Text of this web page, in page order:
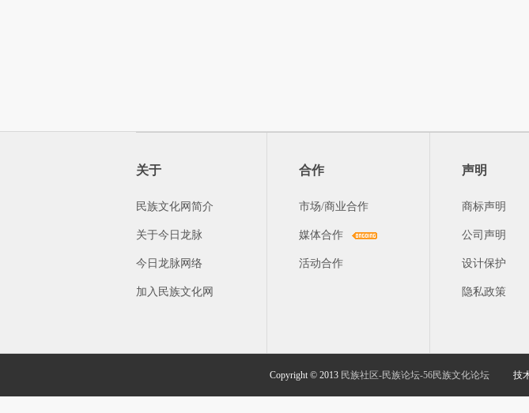
关于
民族文化网简介
关于今日龙脉
今日龙脉网络
加入民族文化网
合作
市场/商业合作
媒体合作
活动合作
声明
商标声明
公司声明
设计保护
隐私政策
Copyright © 2013 民族社区-民族论坛-56民族文化论坛 技术